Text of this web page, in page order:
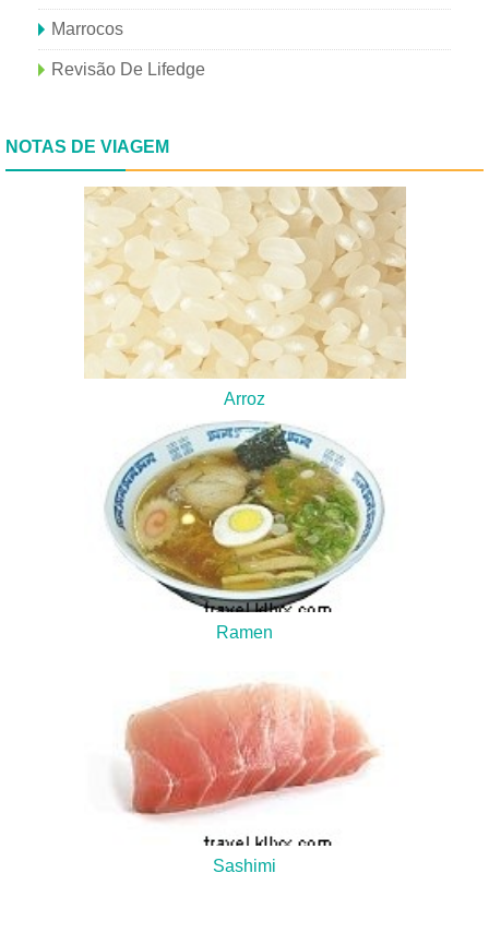
Marrocos
Revisão De Lifedge
NOTAS DE VIAGEM
Arroz
Ramen
Sashimi